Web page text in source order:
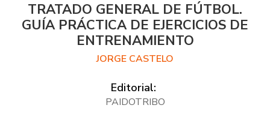
TRATADO GENERAL DE FÚTBOL.
GUÍA PRÁCTICA DE EJERCICIOS DE
ENTRENAMIENTO
JORGE CASTELO
Editorial:
PAIDOTRIBO